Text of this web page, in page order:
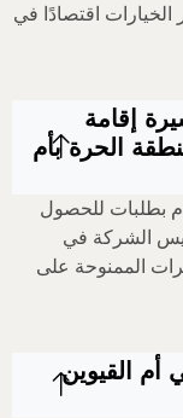
الخيارات اقتصادًا في
إقامة
الحرة بأم
بطلبات للحصول
الشركة في
الممنوحة على
القيوين